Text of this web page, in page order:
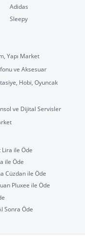
Adidas
Sleepy
Yapı Market
ve Aksesuar
Hobi, Oyuncak
ve Dijital Servisler
ile Öde
ile Öde
Cüzdan ile Öde
Pluxee ile Öde
Sonra Öde